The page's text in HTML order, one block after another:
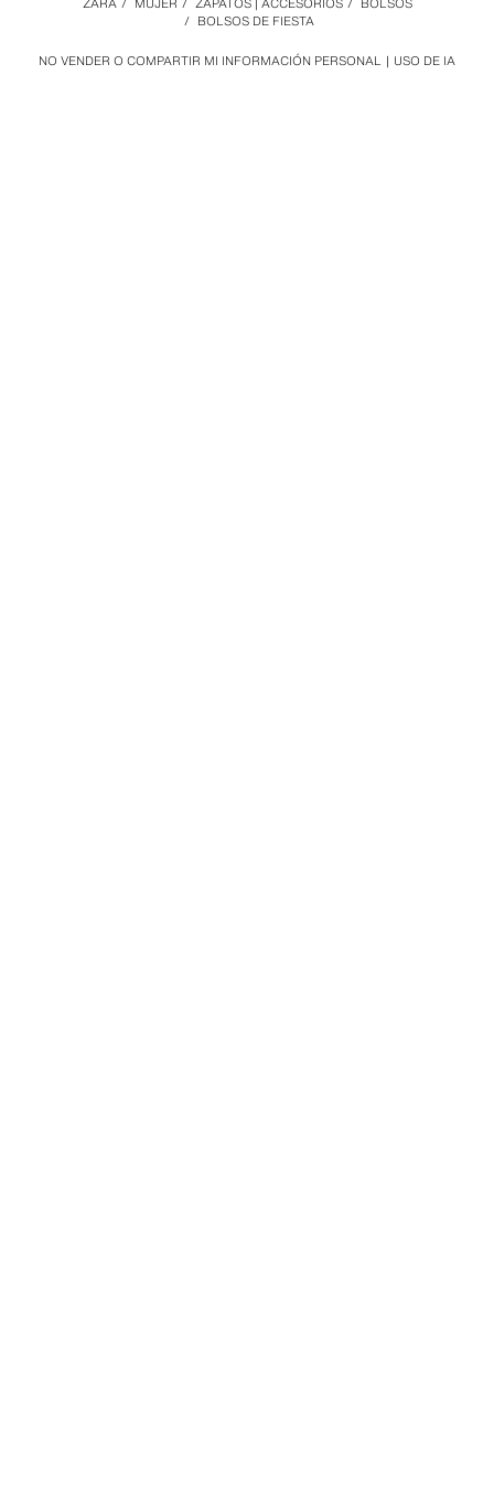
NO VENDER O COMPARTIR MI INFORMACIÓN PERSONAL USO DE IA
/ BOLSOS DE FIESTA